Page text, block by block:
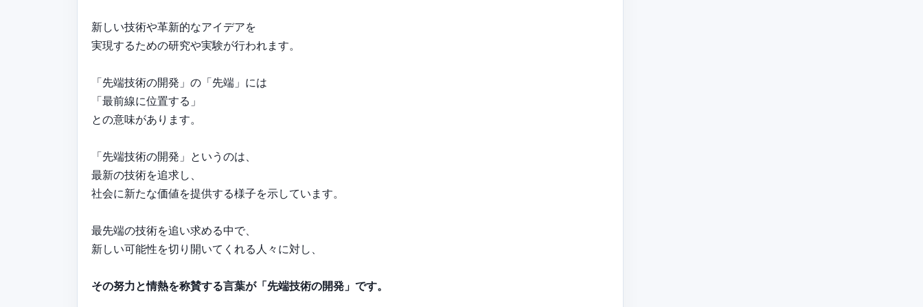
新しい技術や革新的なアイデアを
実現するための研究や実験が行われます。
「先端技術の開発」の「先端」には
「最前線に位置する」
との意味があります。
「先端技術の開発」というのは、
最新の技術を追求し、
社会に新たな価値を提供する様子を示しています。
最先端の技術を追い求める中で、
新しい可能性を切り開いてくれる人々に対し、
その努力と情熱を称賛する言葉が「先端技術の開発」です。